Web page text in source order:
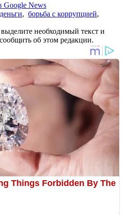
Google News
деньги, борьба с коррупцией,
необходимый текст и
об этом редакции.